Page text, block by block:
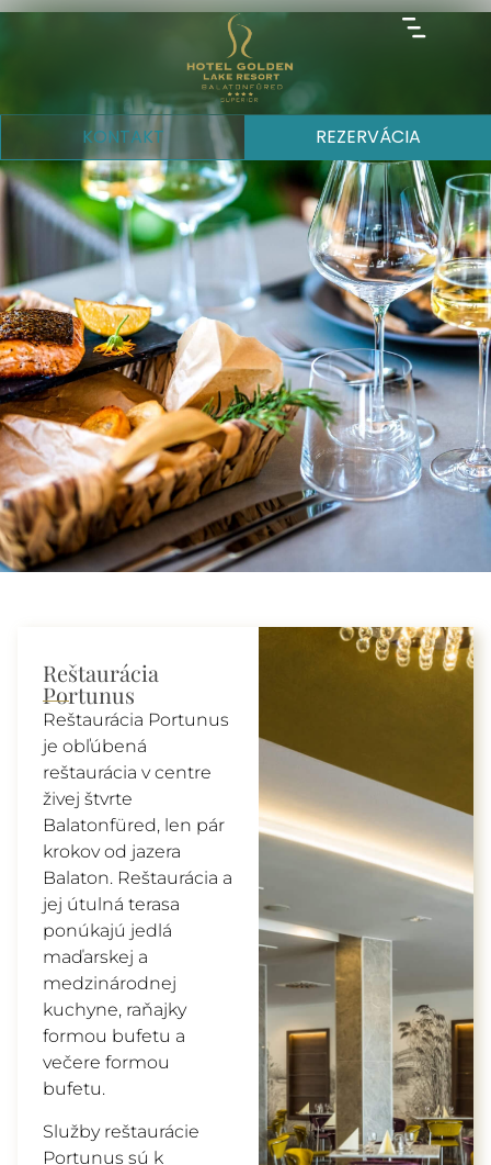
KONTAKT REZERVÁCIA
Reštaurácia
Portunus
Reštaurácia Portunus
je obľúbená
reštaurácia v centre
živej štvrte
Balatonfüred, len pár
krokov od jazera
Balaton. Reštaurácia a
jej útulná terasa
ponúkajú jedlá
maďarskej a
medzinárodnej
kuchyne, raňajky
formou bufetu a
večere formou
bufetu.
Služby reštaurácie
Portunus sú k